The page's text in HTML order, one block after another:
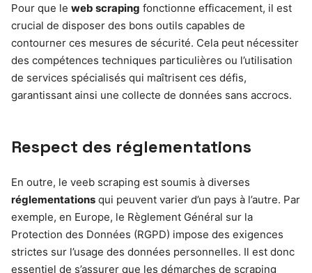
Pour que le web scraping fonctionne efficacement, il est
crucial de disposer des bons outils capables de
contourner ces mesures de sécurité. Cela peut nécessiter
des compétences techniques particulières ou l’utilisation
de services spécialisés qui maîtrisent ces défis,
garantissant ainsi une collecte de données sans accrocs.
Respect des réglementations
En outre, le veeb scraping est soumis à diverses
réglementations qui peuvent varier d’un pays à l’autre. Par
exemple, en Europe, le Règlement Général sur la
Protection des Données (RGPD) impose des exigences
strictes sur l’usage des données personnelles. Il est donc
essentiel de s’assurer que les démarches de scraping